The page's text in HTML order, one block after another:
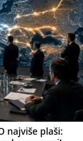
najviše plaši: